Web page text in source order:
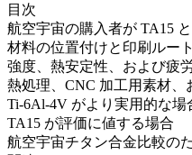
目次
航空宇宙の購入者が TA15
材料の位置付けと印刷ルー
強度、熱安定性、および疲
熱処理、CNC 加工用素材、
Ti-6Al-4V がより実用的な場
TA15 が評価に値する場合
航空宇宙チタン合金比較の